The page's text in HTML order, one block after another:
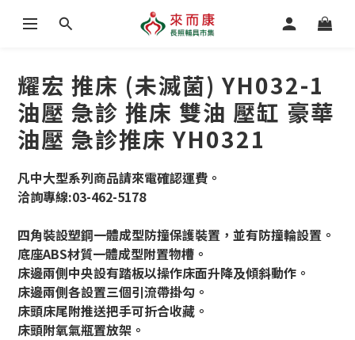
耀宏 推床 (未滅菌) YH032-1
油壓 急診 推床 雙油 壓缸 豪華
油壓 急診推床 YH0321
凡中大型系列商品請來電確認運費。
洽詢專線:03-462-5178
四角裝設塑鋼一體成型防撞保護裝置，並有防撞輪設置。
底座ABS材質一體成型附置物槽。
床邊兩側中央設有踏板以操作床面升降及傾斜動作。
床邊兩側各設置三個引流帶掛勾。
床頭床尾附推送把手可折合收藏。
床頭附氧氣瓶置放架。